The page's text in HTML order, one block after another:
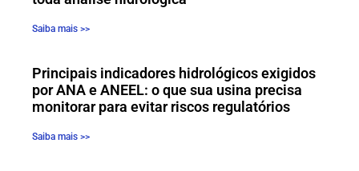
Saiba mais >>
Principais indicadores hidrológicos exigidos
por ANA e ANEEL: o que sua usina precisa
monitorar para evitar riscos regulatórios
Saiba mais >>